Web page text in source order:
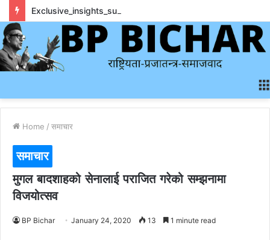
Home / समाचार
समाचार
मुगल बादशाहको सेनालाई पराजित गरेको सम्झनामा
विजयोत्सव
BP Bichar January 24, 2020 13 1 minute read